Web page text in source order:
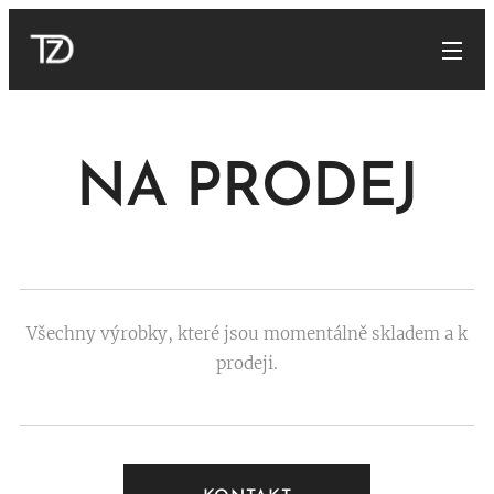
NA PRODEJ
Všechny výrobky, které jsou momentálně skladem a k
prodeji.